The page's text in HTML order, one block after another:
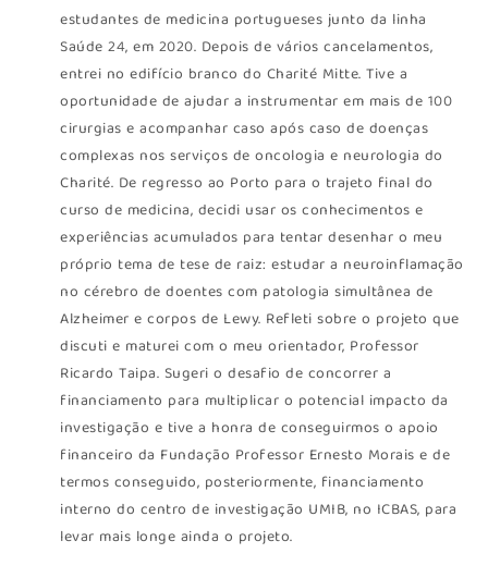
estudantes de medicina portugueses junto da linha
Saúde 24, em 2020. Depois de vários cancelamentos,
entrei no edifício branco do Charité Mitte. Tive a
oportunidade de ajudar a instrumentar em mais de 100
cirurgias e acompanhar caso após caso de doenças
complexas nos serviços de oncologia e neurologia do
Charité. De regresso ao Porto para o trajeto final do
curso de medicina, decidi usar os conhecimentos e
experiências acumulados para tentar desenhar o meu
próprio tema de tese de raiz: estudar a neuroinflamação
no cérebro de doentes com patologia simultânea de
Alzheimer e corpos de Lewy. Refleti sobre o projeto que
discuti e maturei com o meu orientador, Professor
Ricardo Taipa. Sugeri o desafio de concorrer a
financiamento para multiplicar o potencial impacto da
investigação e tive a honra de conseguirmos o apoio
financeiro da Fundação Professor Ernesto Morais e de
termos conseguido, posteriormente, financiamento
interno do centro de investigação UMIB, no ICBAS, para
levar mais longe ainda o projeto.